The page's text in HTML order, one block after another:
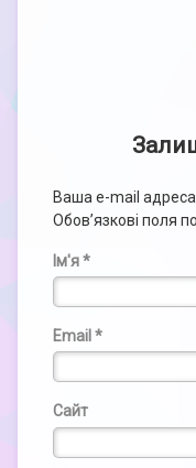
Ваша e-mail
Обов’язкові поля
Ім'я*
Email *
Сайт